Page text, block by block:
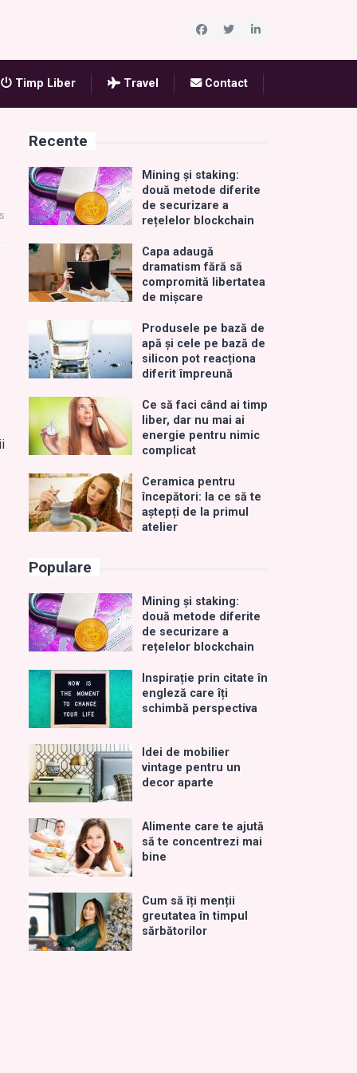
Timp Liber Travel Contact
Recente
Mining și staking:
două metode diferite
de securizare a
rețelelor blockchain
Capa adaugă
dramatism fără să
compromită libertatea
de mișcare
Produsele pe bază de
apă și cele pe bază de
silicon pot reacționa
diferit împreună
Ce să faci când ai timp
liber, dar nu mai ai
energie pentru nimic
complicat
Ceramica pentru
începători: la ce să te
aștepți de la primul
atelier
Populare
Mining și staking:
două metode diferite
de securizare a
rețelelor blockchain
Inspirație prin citate în
engleză care îți
schimbă perspectiva
Idei de mobilier
vintage pentru un
decor aparte
Alimente care te ajută
să te concentrezi mai
bine
Cum să îți menții
greutatea în timpul
sărbătorilor